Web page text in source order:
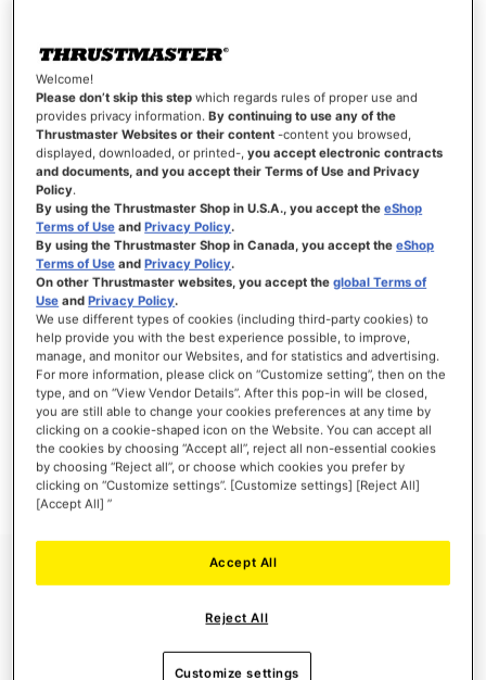
Wachtwoord tonen
INLOGGEN
Wachtwoord vergeten?
NIEUWE KLANTEN
Het aanmaken van een account heeft vele voordelen: sneller afhandelen, meer dan
één adres registreren, volgen van bestellingen en meer.
ACCOUNT AANMAKEN
Welcome!
Please don’t skip this step which regards rules of proper use and
provides privacy information.By continuing to use any of the
Thrustmaster Websites or their content -content you browsed,
displayed, downloaded, or printed-,you accept electronic contracts
and documents, and you accept their Terms of Use and Privacy
Policy.
By using the Thrustmaster Shop in U.S.A., you accept theeShop
Terms of Use andPrivacy Policy.
By using the Thrustmaster Shop in Canada, you accept theeShop
Terms of Use andPrivacy Policy.
On other Thrustmaster websites, you accept theglobal Terms of
Use andPrivacy Policy.
We use different types of cookies (including third-party cookies) to
help provide you with the best experience possible, to improve,
manage, and monitor our Websites, and for statistics and advertising.
For more information, please click on “Customize setting”, then on the
type, and on “View Vendor Details”. After this pop-in will be closed,
you are still able to change your cookies preferences at any time by
clicking on a cookie-shaped icon on the Website. You can accept all
the cookies by choosing “Accept all”, reject all non-essential cookies
by choosing “Reject all”, or choose which cookies you prefer by
clicking on “Customize settings”. [Customize settings] [Reject All]
[Accept All] ”
Reject All
Accept All
Customize settings